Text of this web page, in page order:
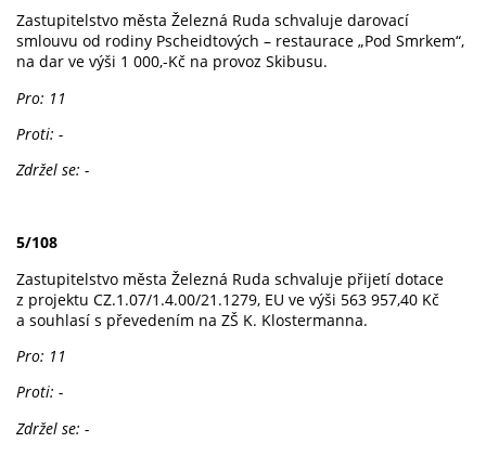
Zastupitelstvo města Železná Ruda schvaluje darovací
smlouvu od rodiny Pscheidtových – restaurace „Pod Smrkem“,
na dar ve výši 1 000,-Kč na provoz Skibusu.
Pro: 11
Proti: -
Zdržel se: -
5/108
Zastupitelstvo města Železná Ruda schvaluje přijetí dotace
z projektu CZ.1.07/1.4.00/21.1279, EU ve výši 563 957,40 Kč
a souhlasí s převedením na ZŠ K. Klostermanna.
Pro: 11
Proti: -
Zdržel se: -